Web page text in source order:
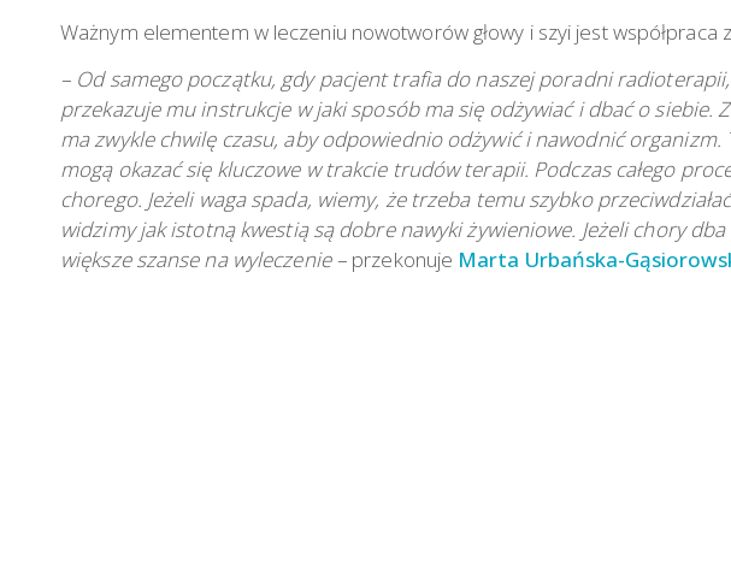
Ważnym elementem w leczeniu nowotworów głowy i szyi jest współpraca
– Od samego początku, gdy pacjent trafia do naszej poradni
przekazuje mu instrukcje w jaki sposób ma się odżywiać i dbać o siebie.
ma zwykle chwilę czasu, aby odpowiednio odżywić i nawodnić organizm.
mogą okazać się kluczowe w trakcie trudów terapii. Podczas całego
chorego. Jeżeli waga spada, wiemy, że trzeba temu szybko
widzimy jak istotną kwestią są dobre nawyki żywieniowe. Jeżeli chory
większe szanse na wyleczenie – przekonuje Marta Urbańska-